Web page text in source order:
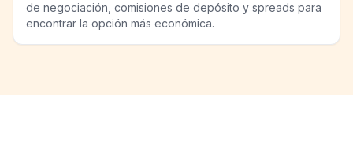
de negociación, comisiones de depósito y spreads para
encontrar la opción más económica.